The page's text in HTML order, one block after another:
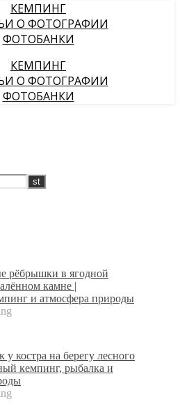
КЕМПИНГ
О ФОТОГРАФИИ
ФОТОБАНКИ
КЕМПИНГ
О ФОТОГРАФИИ
ФОТОБАНКИ
рёбрышки в ягодной
камне |
и атмосфера природы
у костра на берегу лесного
кемпинг, рыбалка и